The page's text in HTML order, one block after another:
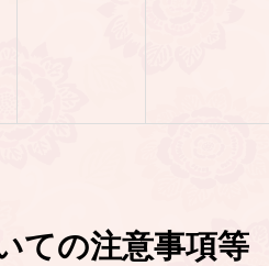
ての注意事項等